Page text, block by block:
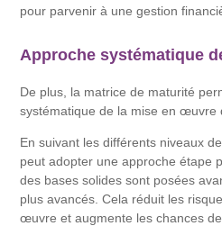
pour parvenir à une gestion
Approche systématique
De plus, la matrice de maturité
systématique de la mise en œuvre
En suivant les différents niveaux
peut adopter une approche étape
des bases solides sont posées
plus avancés. Cela réduit les
œuvre et augmente les chances de